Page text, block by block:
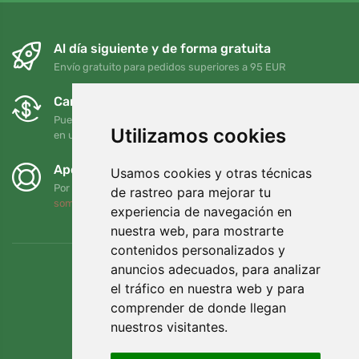
Utilizamos cookies
Usamos cookies y otras técnicas
de rastreo para mejorar tu
experiencia de navegación en
nuestra web, para mostrarte
contenidos personalizados y
anuncios adecuados, para analizar
el tráfico en nuestra web y para
comprender de donde llegan
nuestros visitantes.
Al día siguiente y de forma gratuita
Envío gratuito para pedidos superiores a 95 EUR
Cambios y devoluciones gratuitos
Puede devolver o cambiar su pedido en cualquier momento
en un plazo de 90 días
Apoyamos a Trees.org
Por cada pedido plantamos un árbol. Leer más
somos